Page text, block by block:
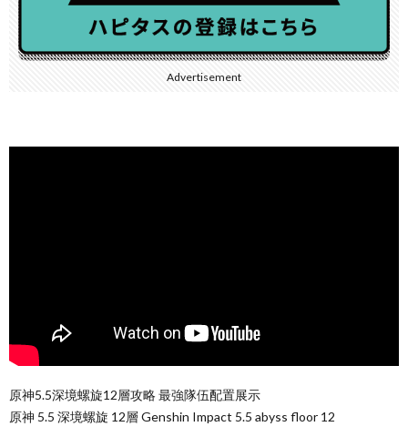
Advertisement
原神5.5深境螺旋12層攻略 最強隊伍配置展示
原神 5.5 深境螺旋 12層 Genshin Impact 5.5 abyss floor 12